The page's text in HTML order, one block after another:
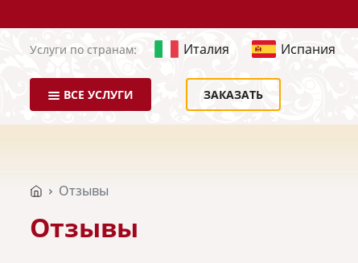
Услуги по странам: Италия Испания
ВСЕ УСЛУГИ ЗАКАЗАТЬ
Отзывы
Отзывы